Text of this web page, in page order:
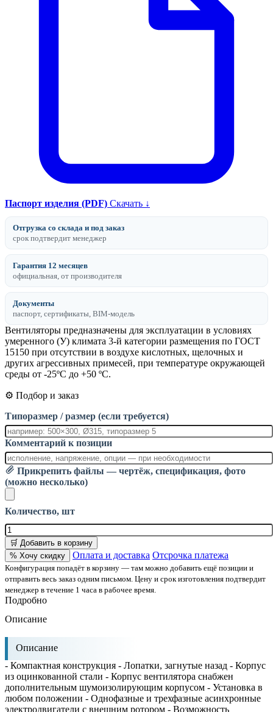
Паспорт изделия (PDF) Скачать ↓
Отгрузка со склада и под заказ
срок подтвердит менеджер
Гарантия 12 месяцев
официальная, от производителя
Документы
паспорт, сертификаты, BIM-модель
Вентиляторы предназначены для эксплуатации в условиях
умеренного (У) климата 3-й категории размещения по ГОСТ
15150 при отсутствии в воздухе кислотных, щелочных и
других агрессивных примесей, при температуре окружающей
среды от -25ºС до +50 ºС.
⚙️ Подбор и заказ
Типоразмер / размер (если требуется)
Комментарий к позиции
Прикрепить файлы — чертёж, спецификация, фото
(можно несколько)
Количество, шт
🛒 Добавить в корзину
% Хочу скидку
Оплата и доставка Отсрочка платежа
Конфигурация попадёт в корзину — там можно добавить ещё позиции и
отправить весь заказ одним письмом. Цену и срок изготовления подтвердит
менеджер в течение 1 часа в рабочее время.
Подробно
Описание
Описание
- Компактная конструкция - Лопатки, загнутые назад - Корпус
из оцинкованной стали - Корпус вентилятора снабжен
дополнительным шумоизолирующим корпусом - Установка в
любом положении - Однофазные и трехфазные асинхронные
электродвигатели с внешним ротором - Возможность